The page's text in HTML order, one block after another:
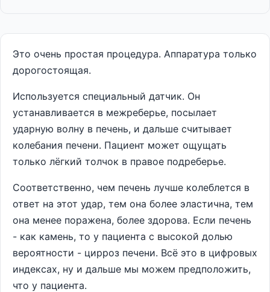
Это очень простая процедура. Аппаратура только
дорогостоящая.
Используется специальный датчик. Он
устанавливается в межреберье, посылает
ударную волну в печень, и дальше считывает
колебания печени. Пациент может ощущать
только лёгкий толчок в правое подреберье.
Соответственно, чем печень лучше колеблется в
ответ на этот удар, тем она более эластична, тем
она менее поражена, более здорова. Если печень
- как камень, то у пациента с высокой долью
вероятности - цирроз печени. Всё это в цифровых
индексах, ну и дальше мы можем предположить,
что у пациента.